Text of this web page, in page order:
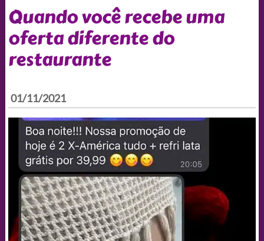
Quando você recebe uma
oferta diferente do
restaurante
01/11/2021